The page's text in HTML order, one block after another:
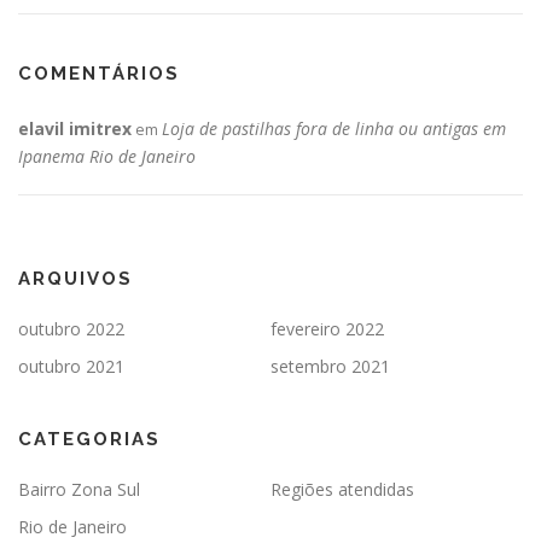
COMENTÁRIOS
elavil imitrex em Loja de pastilhas fora de linha ou antigas em
Ipanema Rio de Janeiro
ARQUIVOS
outubro 2022
fevereiro 2022
outubro 2021
setembro 2021
CATEGORIAS
Bairro Zona Sul
Regiões atendidas
Rio de Janeiro